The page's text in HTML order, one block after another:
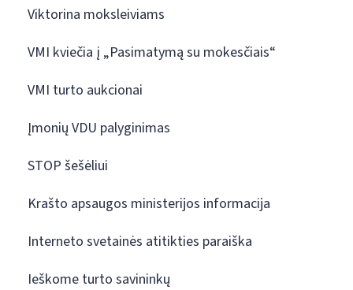
Viktorina moksleiviams
VMI kviečia į „Pasimatymą su mokesčiais“
VMI turto aukcionai
Įmonių VDU palyginimas
STOP šešėliui
Krašto apsaugos ministerijos informacija
Interneto svetainės atitikties paraiška
Ieškome turto savininkų